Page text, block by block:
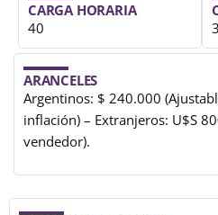
CARGA HORARIA
40
ARANCELES
Argentinos: $ 240.000
inflación) – Extranjeros: U$S
vendedor).